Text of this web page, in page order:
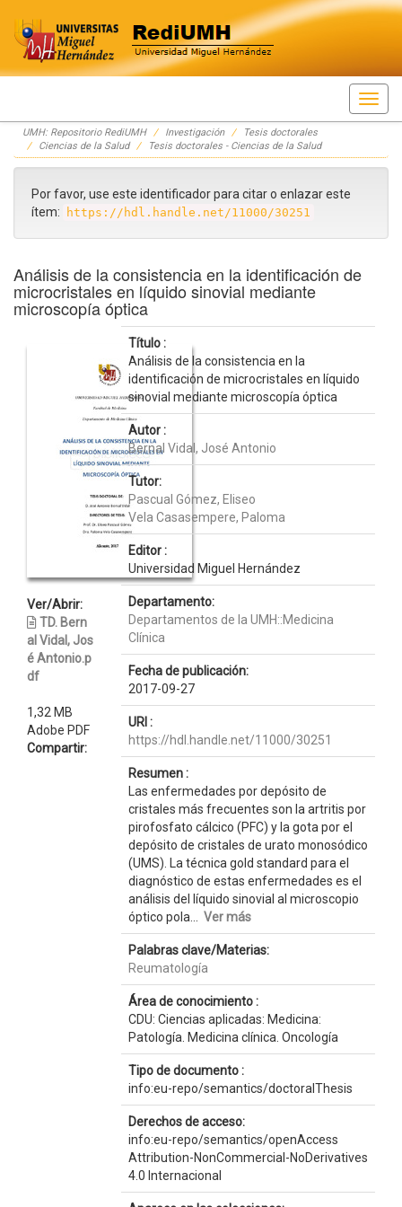
Skip
navigation
UMH: Repositorio RediUMH Investigación
Tesis doctorales
Ciencias de la Salud
Tesis doctorales - Ciencias de la Salud
Por favor, use este identificador para citar o enlazar este
ítem:
https://hdl.handle.net/11000/30251
Análisis de la consistencia en la identificación de
microcristales en líquido sinovial mediante
microscopía óptica
Ver/Abrir:
TD. Bern
al Vidal, Jos
é Antonio.p
df
1,32 MB
Adobe PDF
Compartir:
Título :
Análisis de la consistencia en la
identificación de microcristales en líquido
sinovial mediante microscopía óptica
Autor :
Bernal Vidal, José Antonio
Tutor:
Pascual Gómez, Eliseo
Vela Casasempere, Paloma
Editor :
Universidad Miguel Hernández
Departamento:
Departamentos de la UMH::Medicina
Clínica
Fecha de publicación:
2017-09-27
URI :
https://hdl.handle.net/11000/30251
Resumen :
Las enfermedades por depósito de
cristales más frecuentes son la artritis por
pirofosfato cálcico (PFC) y la gota por el
depósito de cristales de urato monosódico
(UMS). La técnica gold standard para el
diagnóstico de estas enfermedades es el
análisis del líquido sinovial al microscopio
óptico pola... Ver más
Palabras clave/Materias:
Reumatología
Área de conocimiento :
CDU: Ciencias aplicadas: Medicina:
Patología. Medicina clínica. Oncología
Tipo de documento :
info:eu-repo/semantics/doctoralThesis
Derechos de acceso:
info:eu-repo/semantics/openAccess
Attribution-NonCommercial-NoDerivatives
4.0 Internacional